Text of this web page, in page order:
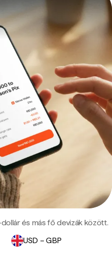
és más fő devizák között.
USD – GBP